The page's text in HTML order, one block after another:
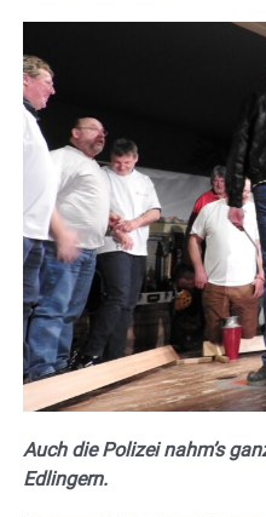
Auch die Polizei nahm’s
Edlingern.